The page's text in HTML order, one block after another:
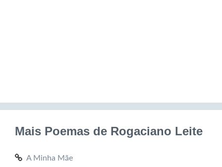
Mais Poemas de Rogaciano Leite
A Minha Mãe